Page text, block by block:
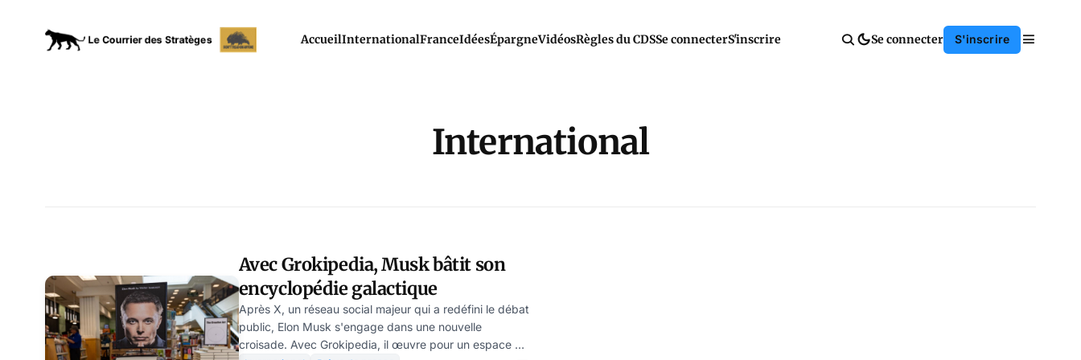
AccueilInternationalFranceIdéesÉpargneVidéosRègles du CDSSe connecterS'inscrire Se connecter S'inscrire
International
Avec Grokipedia, Musk bâtit son
encyclopédie galactique
Après X, un réseau social majeur qui a redéfini le débat
public, Elon Musk s'engage dans une nouvelle
croisade. Avec Grokipedia, il œuvre pour un espace de